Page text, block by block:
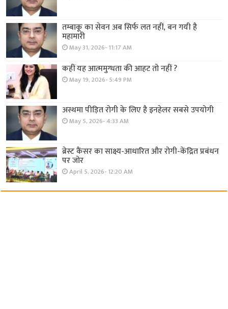
तम्बाकू का सेवन अब सिर्फ लत नहीं, बन गयी है
महामारी
May 31, 2026- 11:17 AM
कहीं यह आत्ममुग्धता की आहट तो नहीं ?
May 19, 2026- 5:49 PM
अस्थमा पीड़ित रोगी के लिए है इनहेलर सबसे उपयोगी
May 5, 2026- 4:33 AM
ब्रेस्ट कैंसर का साक्ष्य-आधारित और रोगी-केंद्रित प्रबंधन
पर जोर
April 5, 2026- 12:20 AM